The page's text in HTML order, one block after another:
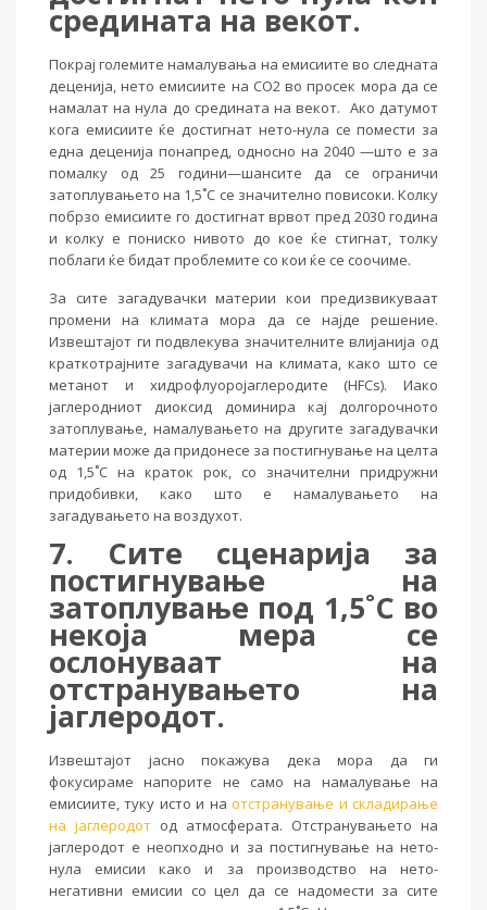
средината на векот.
Покрај големите намалувања на емисиите во следната
деценија, нето емисиите на CO2 во просек мора да се
намалат на нула до средината на векот. Ако датумот
кога емисиите ќе достигнат нето-нула се помести за
една деценија понапред, односно на 2040 —што е за
помалку од 25 години—шансите да се ограничи
затоплувањето на 1,5˚C се значително повисоки. Колку
побрзо емисиите го достигнат врвот пред 2030 година
и колку е пониско нивото до кое ќе стигнат, толку
поблаги ќе бидат проблемите со кои ќе се соочиме.
За сите загадувачки материи кои предизвикуваат
промени на климата мора да се најде решение.
Извештајот ги подвлекува значителните влијанија од
краткотрајните загадувачи на климата, како што се
метанот и хидрофлуоројаглеродите (HFCs). Иако
јаглеродниот диоксид доминира кај долгорочното
затоплување, намалувањето на другите загадувачки
материи може да придонесе за постигнување на целта
од 1,5˚C на краток рок, со значителни придружни
придобивки, како што е намалувањето на
загадувањето на воздухот.
7. Сите сценарија за
постигнување на
затоплување под 1,5˚C во
некоја мера се
ослонуваат на
отстранувањето на
јаглеродот.
Извештајот јасно покажува дека мора да ги
фокусираме напорите не само на намалување на
емисиите, туку исто и наотстранување и складирање
на јаглеродот од атмосферата. Отстранувањето на
јаглеродот е неопходно и за постигнување на нето-
нула емисии како и за производство на нето-
негативни емисии со цел да се надомести за сите